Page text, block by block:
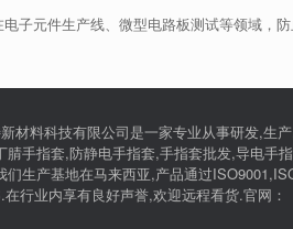
子元件生产线、微型电路板测试等领域，
材料科技有限公司是一家专业从事研发,生
腈手指套,防静电手指套,手指套批发,导电手
生产基地在马来西亚,产品通过
行业内享有良好声誉,欢迎远程看货.官网：